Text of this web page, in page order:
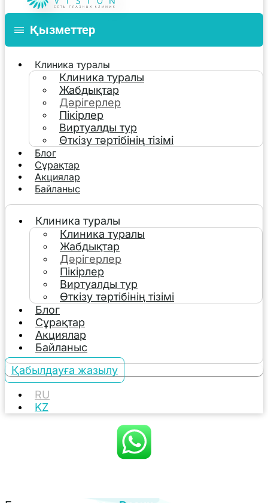
Қызметтер
Клиника туралы
Клиника туралы
Жабдықтар
Дәрігерлер
Пікірлер
Виртуалды тур
Өткізу тәртібінің тізімі
Блог
Сұрақтар
Акциялар
Байланыс
Клиника туралы
Клиника туралы
Жабдықтар
Дәрігерлер
Пікірлер
Виртуалды тур
Өткізу тәртібінің тізімі
Блог
Сұрақтар
Акциялар
Байланыс
Қабылдауға жазылу
RU
KZ